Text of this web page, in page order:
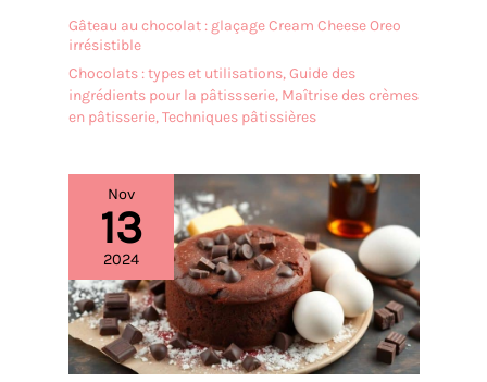
Gâteau au chocolat : glaçage Cream Cheese Oreo
irrésistible
Chocolats : types et utilisations,Guide des
ingrédients pour la pâtissserie, Maîtrise des crèmes
en pâtisserie,Techniques pâtissières
Nov
13
2024